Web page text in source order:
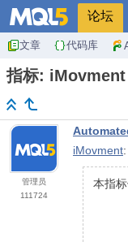
论坛
文章 代码库
指标: iMovment
管理员
111724
iMovment:
本指